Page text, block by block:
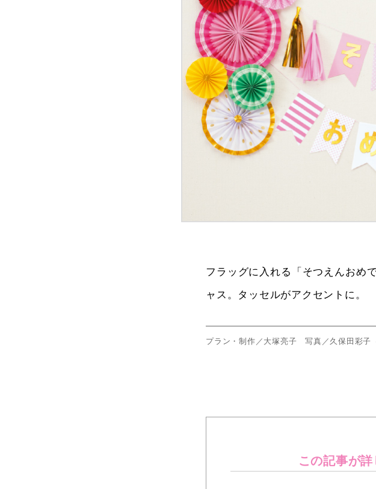
フラッグに入れる「そつえんおめ
ャス。タッセルがアクセントに。
プラン・制作／大塚亮子 写真／久保田彩子
この記事が詳